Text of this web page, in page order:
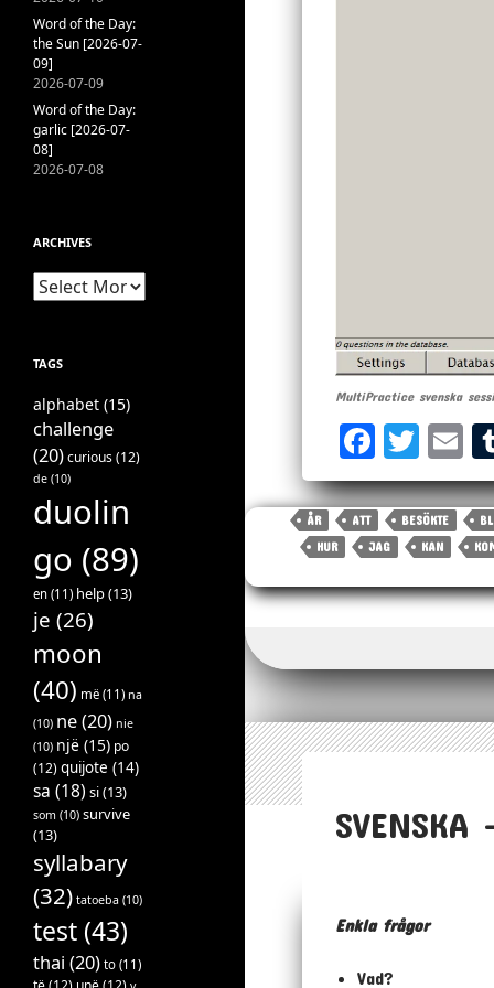
MultiPractice svenska
Fa
ce
bo
ok
T
wi
tt
er
E
m
ai
l
ÅR ATT BESÖKTE
HUR
JAG KAN
Enkla frågor
Vad?
Word of the Day:
the Sun [2026-07-
09]
2026-07-09
Word of the Day:
garlic [2026-07-
08]
2026-07-08
ARCHIVES
Archives
TAGS
alphabet (15)
challenge
(20)curious(12)
de (10)
duolin
go (89)
en (11) help(13)
je (26)
moon
(40) më (11) na
(10) ne(20) nie
(10) një (15) po
(12)quijote (14)
sa (18) si(13)
som (10) survive
(13)
syllabary
(32) tatoeba (10)
test (43)
thai (20) to (11)